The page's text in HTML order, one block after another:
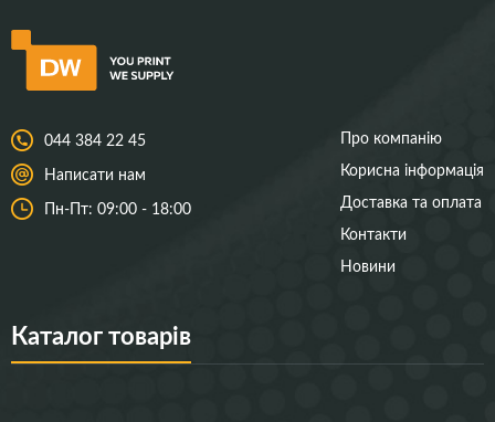
044 384 22 45
Написати нам
Пн-Пт: 09:00 - 18:00
Про компанію
Корисна інформація
Доставка та оплата
Контакти
Новини
Каталог товарів